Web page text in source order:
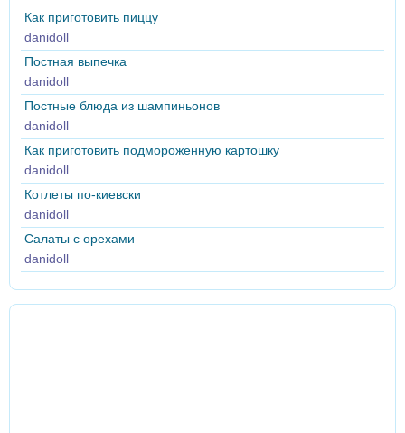
Как приготовить пиццу
danidoll
Постная выпечка
danidoll
Постные блюда из шампиньонов
danidoll
Как приготовить подмороженную картошку
danidoll
Котлеты по-киевски
danidoll
Салаты с орехами
danidoll